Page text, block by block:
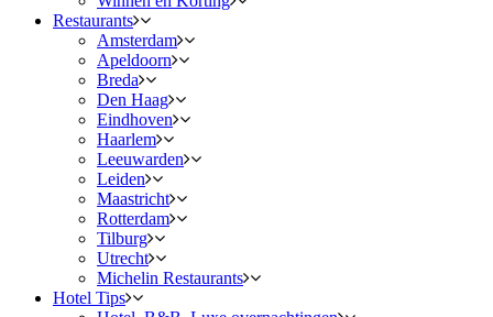
Restaurants
Amsterdam
Apeldoorn
Breda
Den Haag
Eindhoven
Haarlem
Leeuwarden
Leiden
Maastricht
Rotterdam
Tilburg
Utrecht
Michelin Restaurants
Hotel Tips